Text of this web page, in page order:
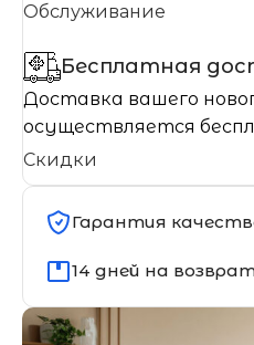
Обслуживание
Бесплатная
Доставка вашего
осуществляется
Скидки
Гарантия
14 дней на